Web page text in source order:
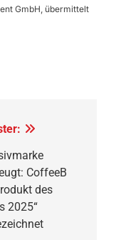
GmbH, übermittelt
CoffeeB
des
2025“